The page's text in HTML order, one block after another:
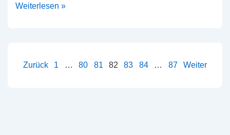
36.
immer
Weiterlesen »
Seitennummerierung
Zurück 1 … 80 81 82 83 84 … 87 Weiter